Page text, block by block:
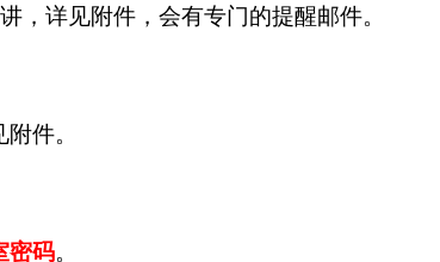
，详见附件，会有专门的提醒邮件。
件。
密码。